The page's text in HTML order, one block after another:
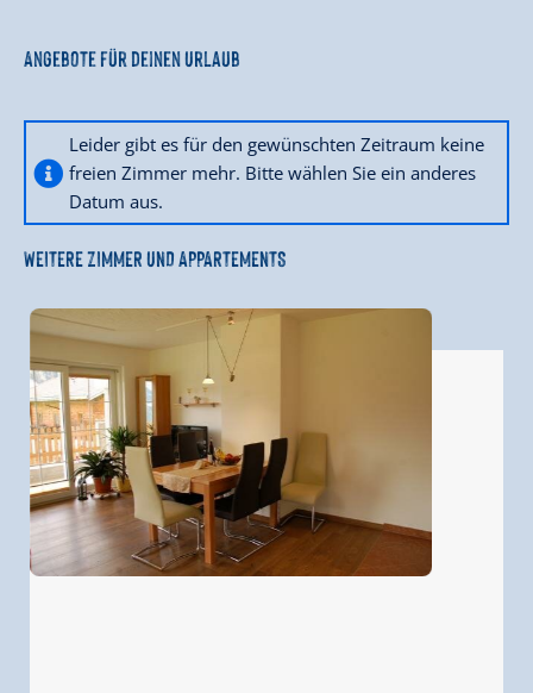
Angebote für deinen Urlaub
Leider gibt es für den gewünschten Zeitraum keine
freien Zimmer mehr. Bitte wählen Sie ein anderes
Datum aus.
WEITERE ZIMMER UND APPARTEMENTS